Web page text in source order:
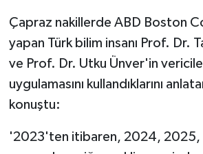
Çapraz nakillerde ABD Boston
yapan Türk bilim insanı Prof. Dr.
ve Prof. Dr. Utku Ünver'in
uygulamasını kullandıklarını
konuştu:
'2023'ten itibaren, 2024, 2025,